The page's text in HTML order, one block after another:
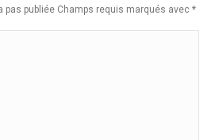
pas publiée Champs requis marqués avec *